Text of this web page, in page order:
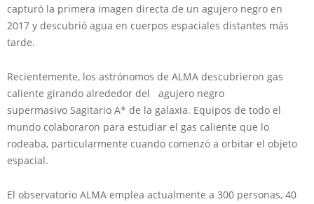
capturó la primera imagen directa de un agujero negro en
2017 y descubrió agua en cuerpos espaciales distantes más
tarde.
Recientemente, los astrónomos de ALMA descubrieron gas
caliente girando alrededor del agujero negro
supermasivo Sagitario A* de la galaxia. Equipos de todo el
mundo colaboraron para estudiar el gas caliente que lo
rodeaba, particularmente cuando comenzó a orbitar el objeto
espacial.
El observatorio ALMA emplea actualmente a 300 personas, 40